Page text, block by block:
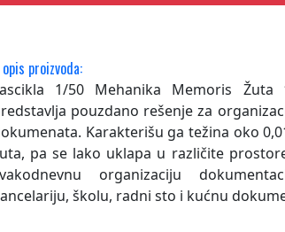
opis proizvoda:
1/50 Mehanika Memoris
pouzdano rešenje za
Karakterišu ga težina oko
pa se lako uklapa u različite
organizaciju
školu, radni sto i kućnu